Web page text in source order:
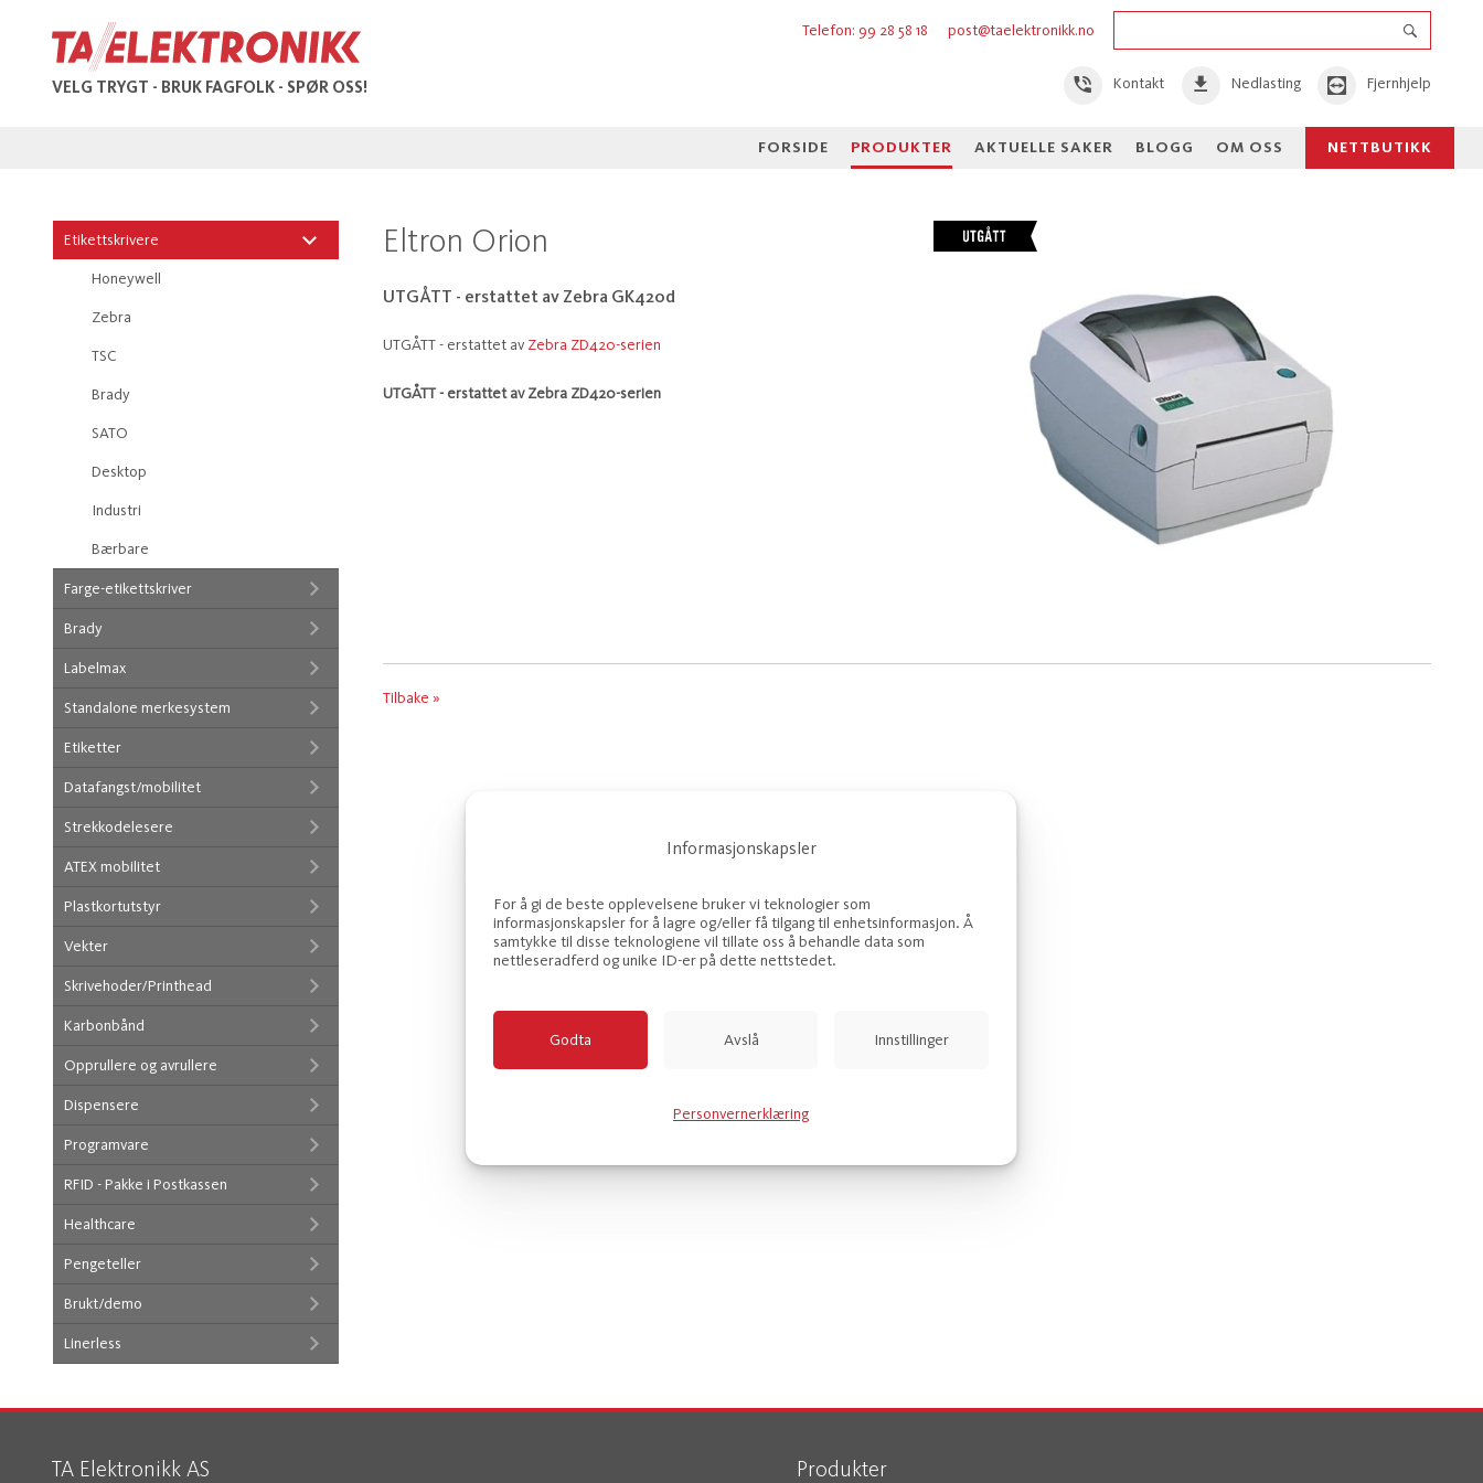
VELG TRYGT - BRUK FAGFOLK - SPØR OSS!
Telefon: 99 28 58 18 post@taelektronikk.no
Kontakt Nedlasting Fjernhjelp
FORSIDE PRODUKTER AKTUELLE SAKER BLOGG OM OSS
Etikettskrivere
Honeywell
Zebra
TSC
Brady
SATO
Desktop
Industri
Bærbare
Farge-etikettskriver
Brady
Labelmax
Standalone merkesystem
Etiketter
Datafangst/mobilitet
Strekkodelesere
ATEX mobilitet
Plastkortutstyr
Vekter
Skrivehoder/Printhead
Karbonbånd
Opprullere og avrullere
Dispensere
Programvare
RFID - Pakke i Postkassen
Healthcare
Pengeteller
Brukt/demo
Linerless
Eltron Orion
UTGÅTT - erstattet av Zebra GK420d
UTGÅTT - erstattet av Zebra ZD420-serien
UTGÅTT - erstattet av Zebra ZD420-serien
Tilbake »
TA Elektronikk AS Produkter
Informasjonskapsler
For å gi de beste opplevelsene bruker vi teknologier som
informasjonskapsler for å lagre og/eller få tilgang til enhetsinformasjon. Å
samtykke til disse teknologiene vil tillate oss å behandle data som
nettleseradferd og unike ID-er på dette nettstedet.
Godta Avslå Innstillinger
Personvernerklæring